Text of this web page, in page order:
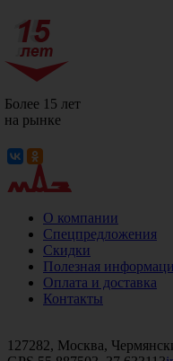
Более 15 лет
на рынке
О компании
Спецпредложения
Скидки
Полезная
Оплата и доставка
Контакты
127282, Москва,